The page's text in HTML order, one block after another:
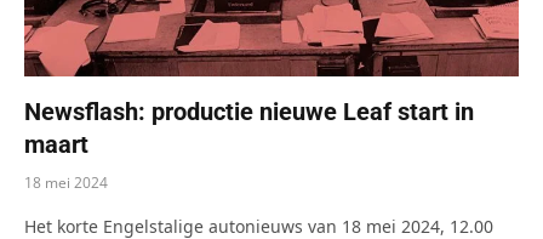
Newsflash: productie nieuwe Leaf start in
maart
18 mei 2024
Het korte Engelstalige autonieuws van 18 mei 2024, 12.00